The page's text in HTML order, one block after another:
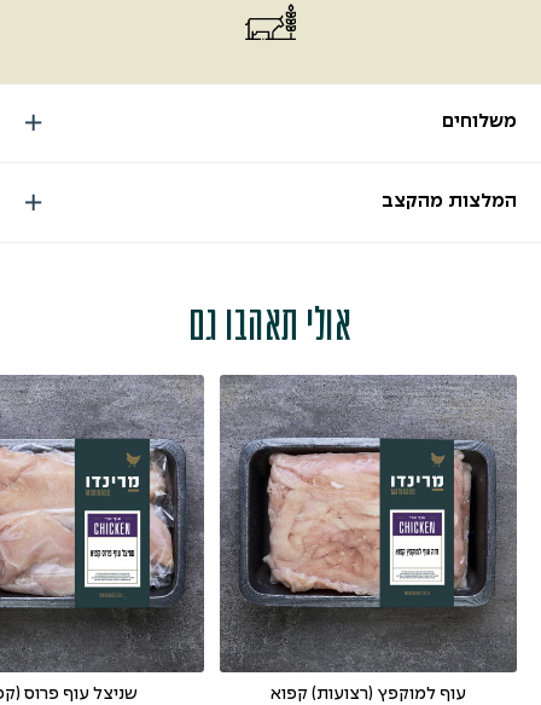
משלוחים
המלצות מהקצב
אולי תאהבו גם
עוף למוקפץ (רצועות) קפוא
שניצל עוף פרוס